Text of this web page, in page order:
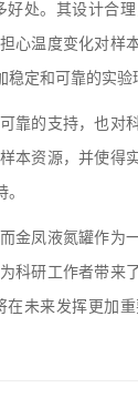
。其设计合理
心温度变化对样
定和可靠的实验
的支持，也对
本资源，并使得
凤液氮罐作为
科研工作者带来
未来发挥更加